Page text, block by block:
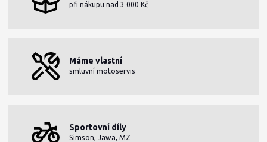
při nákupu nad 3 000 Kč
Máme vlastní
smluvní motoservis
Sportovní díly
Simson, Jawa, MZ